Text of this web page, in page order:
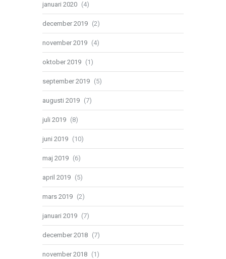
januari 2020 (4)
december 2019 (2)
november 2019 (4)
oktober 2019 (1)
september 2019 (5)
augusti 2019 (7)
juli 2019 (8)
juni 2019 (10)
maj 2019 (6)
april 2019 (5)
mars 2019 (2)
januari 2019 (7)
december 2018 (7)
november 2018 (1)